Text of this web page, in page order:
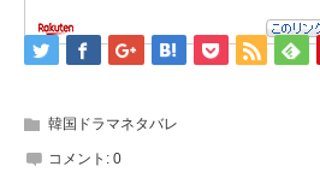
韓国ドラマネタバレ
コメント: 0